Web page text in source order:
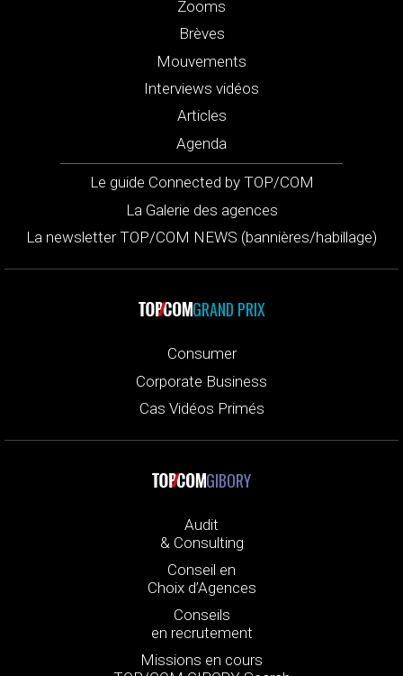
Zooms
Brèves
Mouvements
Interviews vidéos
Articles
Agenda
Le guide Connected by TOP/COM
La Galerie des agences
La newsletter TOP/COM NEWS (bannières/habillage)
GRAND PRIX
Consumer
Corporate Business
Cas Vidéos Primés
GIBORY
Audit
& Consulting
Conseil en
Choix d’Agences
Conseils
en recrutement
Missions en cours